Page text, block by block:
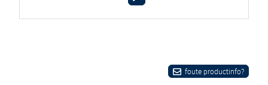
foute productinfo?